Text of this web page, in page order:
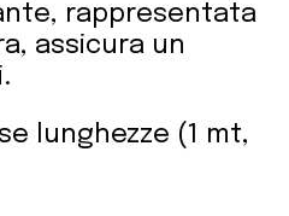
rappresentata
assicura un
lunghezze (1 mt,